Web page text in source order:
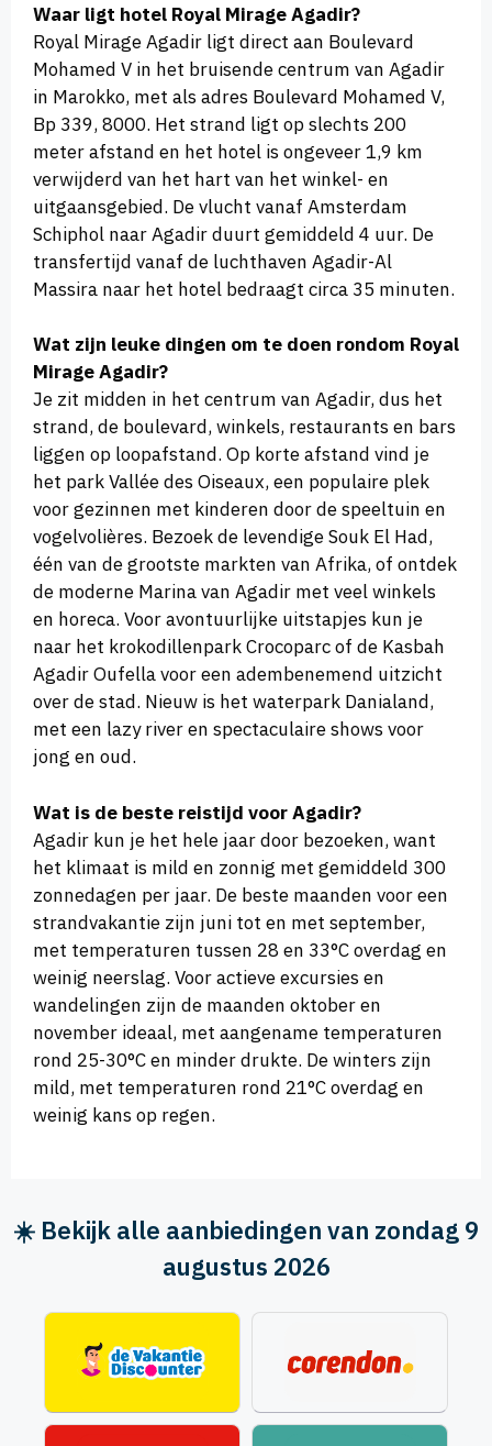
Waar ligt hotel Royal Mirage Agadir?
Royal Mirage Agadir ligt direct aan Boulevard
Mohamed V in het bruisende centrum van Agadir
in Marokko, met als adres Boulevard Mohamed V,
Bp 339, 8000. Het strand ligt op slechts 200
meter afstand en het hotel is ongeveer 1,9 km
verwijderd van het hart van het winkel- en
uitgaansgebied. De vlucht vanaf Amsterdam
Schiphol naar Agadir duurt gemiddeld 4 uur. De
transfertijd vanaf de luchthaven Agadir-Al
Massira naar het hotel bedraagt circa 35 minuten.
Wat zijn leuke dingen om te doen rondom Royal
Mirage Agadir?
Je zit midden in het centrum van Agadir, dus het
strand, de boulevard, winkels, restaurants en bars
liggen op loopafstand. Op korte afstand vind je
het park Vallée des Oiseaux, een populaire plek
voor gezinnen met kinderen door de speeltuin en
vogelvolières. Bezoek de levendige Souk El Had,
één van de grootste markten van Afrika, of ontdek
de moderne Marina van Agadir met veel winkels
en horeca. Voor avontuurlijke uitstapjes kun je
naar het krokodillenpark Crocoparc of de Kasbah
Agadir Oufella voor een adembenemend uitzicht
over de stad. Nieuw is het waterpark Danialand,
met een lazy river en spectaculaire shows voor
jong en oud.
Wat is de beste reistijd voor Agadir?
Agadir kun je het hele jaar door bezoeken, want
het klimaat is mild en zonnig met gemiddeld 300
zonnedagen per jaar. De beste maanden voor een
strandvakantie zijn juni tot en met september,
met temperaturen tussen 28 en 33°C overdag en
weinig neerslag. Voor actieve excursies en
wandelingen zijn de maanden oktober en
november ideaal, met aangename temperaturen
rond 25-30°C en minder drukte. De winters zijn
mild, met temperaturen rond 21°C overdag en
weinig kans op regen.
☀️ Bekijk alle aanbiedingen van zondag 9
augustus 2026